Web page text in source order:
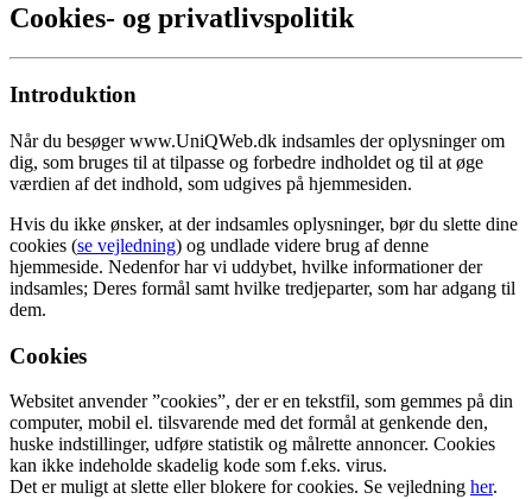
Cookies- og privatlivspolitik
Introduktion
Når du besøger www.UniQWeb.dk indsamles der oplysninger om
dig, som bruges til at tilpasse og forbedre indholdet og til at øge
værdien af det indhold, som udgives på hjemmesiden.
Hvis du ikke ønsker, at der indsamles oplysninger, bør du slette dine
cookies (se vejledning) og undlade videre brug af denne
hjemmeside. Nedenfor har vi uddybet, hvilke informationer der
indsamles; Deres formål samt hvilke tredjeparter, som har adgang til
dem.
Cookies
Websitet anvender ”cookies”, der er en tekstfil, som gemmes på din
computer, mobil el. tilsvarende med det formål at genkende den,
huske indstillinger, udføre statistik og målrette annoncer. Cookies
kan ikke indeholde skadelig kode som f.eks. virus.
Det er muligt at slette eller blokere for cookies. Se vejledning her.